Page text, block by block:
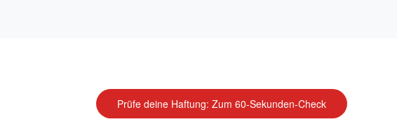
Prüfe deine Haftung: Zum 60-Sekunden-Check